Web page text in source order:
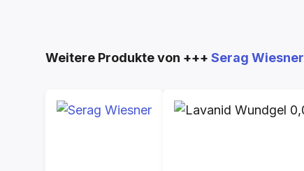
Produktgalerie überspringen
Weitere Produkte von +++ Serag Wiesner